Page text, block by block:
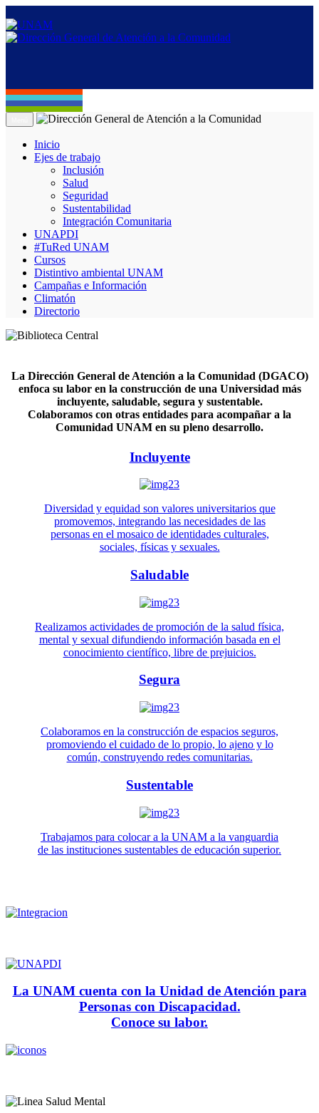
Inicio
Ejes de trabajo
Inclusión
Salud
Seguridad
Sustentabilidad
Integración Comunitaria
UNAPDI
#TuRed UNAM
Cursos
Distintivo ambiental UNAM
Campañas e Información
Climatón
Directorio
La Dirección General de Atención a la Comunidad (DGACO)
enfoca su labor en la construcción de una Universidad más
incluyente, saludable, segura y sustentable.
Colaboramos con otras entidades para acompañar a la
Comunidad UNAM en su pleno desarrollo.
Incluyente
Diversidad y equidad son valores universitarios que
promovemos, integrando las necesidades de las
personas en el mosaico de identidades culturales,
sociales, físicas y sexuales.
Saludable
Realizamos actividades de promoción de la salud física,
mental y sexual difundiendo información basada en el
conocimiento científico, libre de prejuicios.
Segura
Colaboramos en la construcción de espacios seguros,
promoviendo el cuidado de lo propio, lo ajeno y lo
común, construyendo redes comunitarias.
Sustentable
Trabajamos para colocar a la UNAM a la vanguardia
de las instituciones sustentables de educación superior.
La UNAM cuenta con la Unidad de Atención para
Personas con Discapacidad.
Conoce su labor.